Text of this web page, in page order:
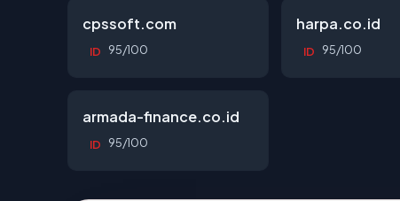
cpssoft.com
ID 95/100
harpa.co.id
ID 95/100
armada-finance.co.id
ID 95/100